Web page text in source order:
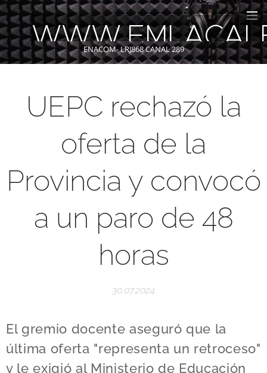
ENACOM- LRJ868 CANAL 289
UEPC rechazó la
oferta de la
Provincia y convocó
a un paro de 48
horas
30.07.2024
El gremio docente aseguró que la
última oferta "representa un retroceso"
y le exigió al Ministerio de Educación